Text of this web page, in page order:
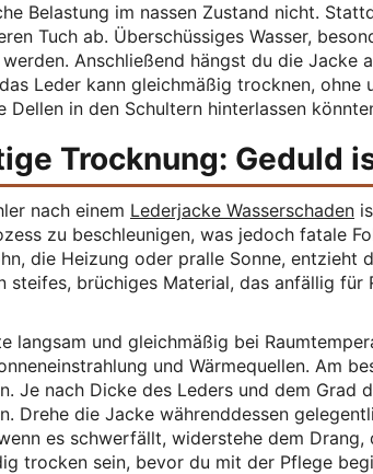
Belastung im nassen Zustand nicht.
Tuch ab. Überschüssiges Wasser,
Anschließend hängst du die Jacke
Leder kann gleichmäßig trocknen, ohne
Dellen in den Schultern hinterlassen
Trocknung: Geduld
nach einem Lederjacke Wasserschaden
zu beschleunigen, was jedoch fatale
die Heizung oder pralle Sonne, entzieht
steifes, brüchiges Material, das anfällig
langsam und gleichmäßig bei
und Wärmequellen. Am
Je nach Dicke des Leders und dem Grad
Drehe die Jacke währenddessen
es schwerfällt, widerstehe dem
trocken sein, bevor du mit der Pflege